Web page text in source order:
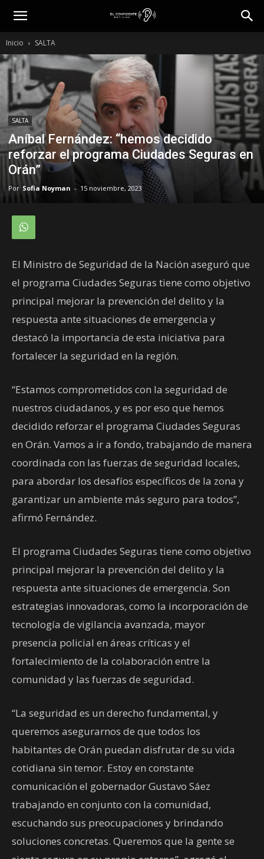
Inicio SALTA
SALTA
Aníbal Fernández: “hemos decidido
reforzar el programa Ciudades Seguras en
Orán”
Por Sofia Noyman - 15 noviembre, 2023
El Ministro de Seguridad de la Nación aseguró que
el programa Ciudades Seguras tiene como objetivo
principal mejorar la prevención del delito y la
respuesta ante situaciones de emergencia y
destacó la importancia de esta iniciativa para
fortalecer la seguridad en la región.
“Estamos comprometidos con la seguridad de
nuestros ciudadanos, y es por eso que hemos
decidido reforzar el programa Ciudades Seguras
en Orán. Vamos a ir a fondo, trabajando de manera
coordinada con las fuerzas de seguridad locales,
para abordar los desafíos específicos de la zona y
garantizar un ambiente más seguro para todos”,
afirmó Fernández.
El programa Ciudades Seguras tiene como objetivo
principal mejorar la prevención del delito y la
respuesta ante situaciones de emergencia. Son
estrategias innovadoras, como la incorporación de
tecnología de vigilancia avanzada, mayor
presencia policial en áreas críticas y el
fortalecimiento de la colaboración entre la
comunidad y las fuerzas de seguridad.
“La seguridad es un derecho fundamental, y
queremos asegurarnos de que todos los
habitantes de Orán puedan disfrutar de su vida
cotidiana sin temor. Estoy en constante
comunicación el gobernador Gustavo Sáez
trabajando en conjunto con la comunidad,
escuchando sus preocupaciones y brindando
soluciones concretas. Queremos que la gente se